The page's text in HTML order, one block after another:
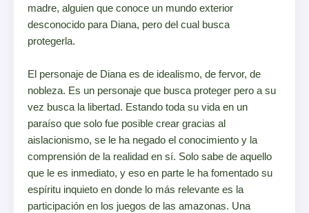
madre, alguien que conoce un mundo exterior
desconocido para Diana, pero del cual busca
protegerla.
El personaje de Diana es de idealismo, de fervor, de
nobleza. Es un personaje que busca proteger pero a su
vez busca la libertad. Estando toda su vida en un
paraíso que solo fue posible crear gracias al
aislacionismo, se le ha negado el conocimiento y la
comprensión de la realidad en sí. Solo sabe de aquello
que le es inmediato, y eso en parte le ha fomentado su
espíritu inquieto en donde lo más relevante es la
participación en los juegos de las amazonas. Una